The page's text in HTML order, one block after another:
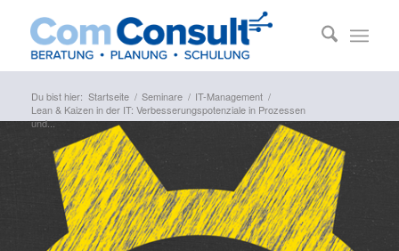
Du bist hier: Startseite / Seminare / IT-Management /
Lean & Kaizen in der IT: Verbesserungspotenziale in Prozessen
und...